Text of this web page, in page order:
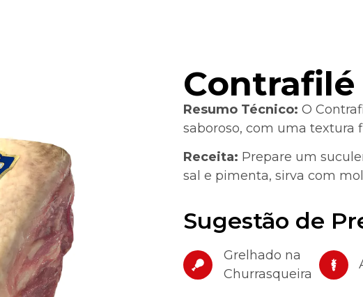
Resumo Técnico: O
saboroso, com uma textura
Receita: Prepare um
sal e pimenta, sirva com
Sugestão de
Grelhado na
Churrasqueira